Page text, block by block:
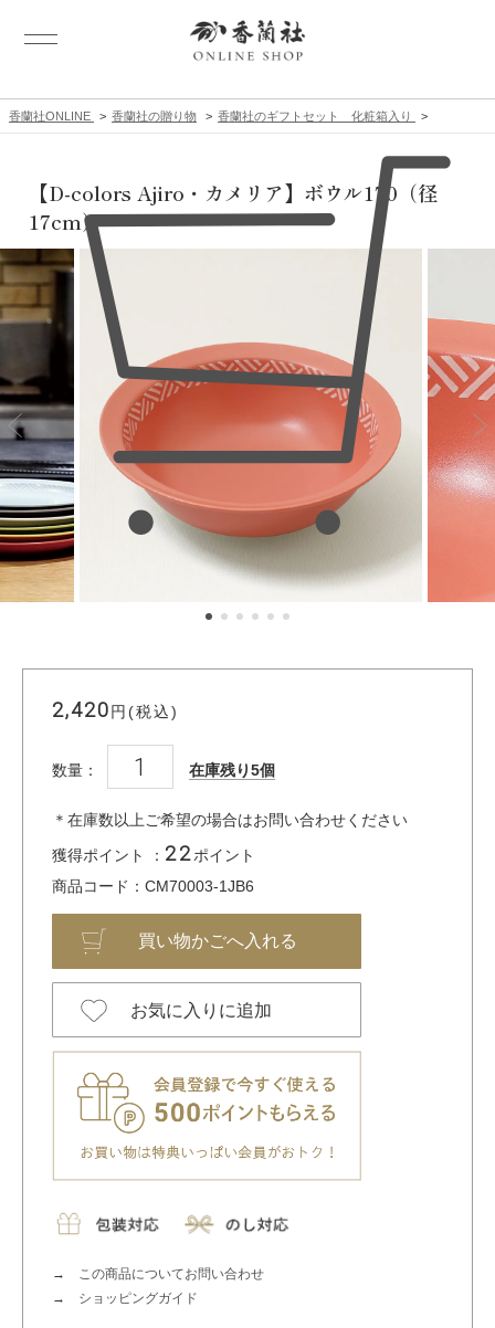
香蘭社ONLINE 香蘭社の贈り物 香蘭社のギフトセット 化粧箱入り
【D-colors Ajiro・カメリア】ボウル170（径
17cm）
2,420円(税込)
数量： 在庫残り5個
＊在庫数以上ご希望の場合はお問い合わせください
獲得ポイント ： 22ポイント
商品コード：CM70003-1JB6
お気に入りに追加
この商品についてお問い合わせ
ショッピングガイド